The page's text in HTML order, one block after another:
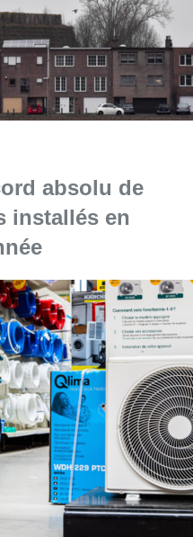
absolu de
installés en